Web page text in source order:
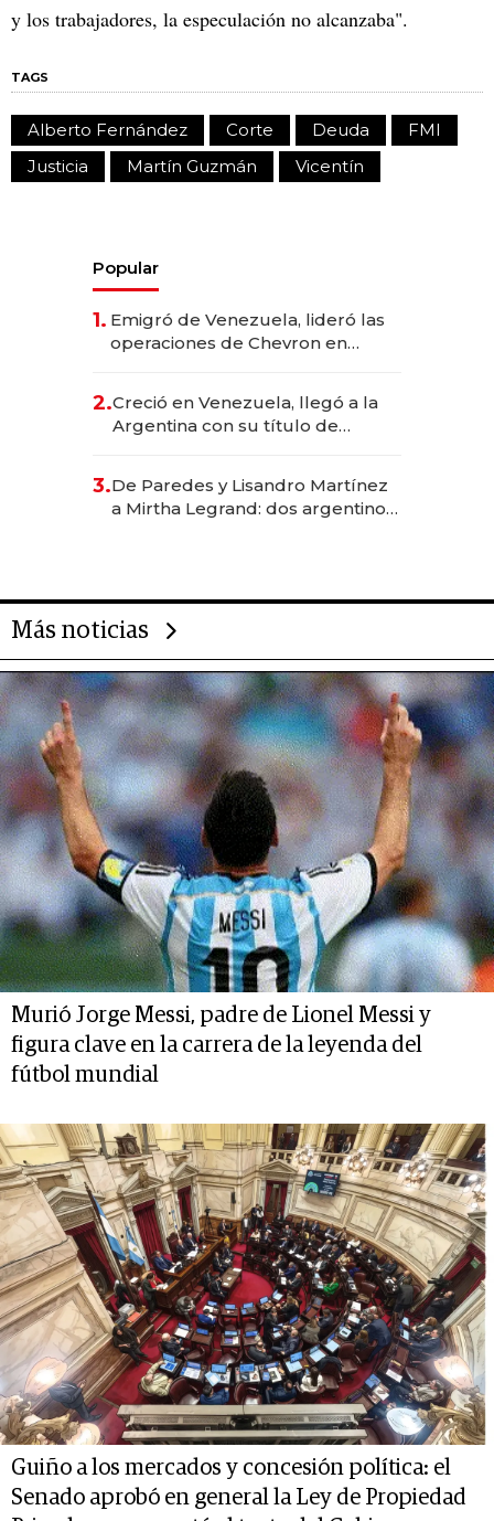
y los trabajadores, la especulación no alcanzaba".
TAGS
Alberto Fernández Corte Deuda
FMI
Justicia
Martín Guzmán Vicentín
Popular
1. Emigró de Venezuela, lideró las
operaciones de Chevron en
2.Creció en Venezuela, llegó a la
Argentina con su título de
las marcas "fast premium"
3.De Paredes y Lisandro Martínez
a Mirtha Legrand: dos argentinos
Más noticias
Murió Jorge Messi, padre de Lionel Messi y
figura clave en la carrera de la leyenda del
fútbol mundial
Guiño a los mercados y concesión política: el
Senado aprobó en general la Ley de Propiedad